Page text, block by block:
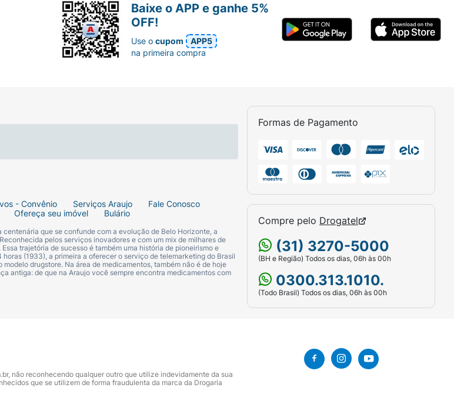
- Convênio Serviços Araujo
Fale Conosco
Ofereça seu imóvel Bulário
que se confunde com a evolução de Belo Horizonte, a
pelos serviços inovadores e com um mix de milhares de
trajetória de sucesso é também uma história de pioneirismo e
(1933), a primeira a oferecer o serviço de telemarketing do Brasil
drugstore. Na área de medicamentos, também não é de hoje
antiga: de que na Araujo você sempre encontra medicamentos com
Formas de Pagamento
Compre pelo Drogatel
(31) 3270-5000
(BH e Região) Todos os dias, 06h às 00h
0300.313.1010.
(Todo Brasil) Todos os dias, 06h às 00h
Baixe o APP e ganhe 5%
OFF!
Use ocupom
APP5
na primeira compra
não reconhecendo qualquer outro que utilize indevidamente da sua
que se utilizem de forma fraudulenta da marca da Drogaria